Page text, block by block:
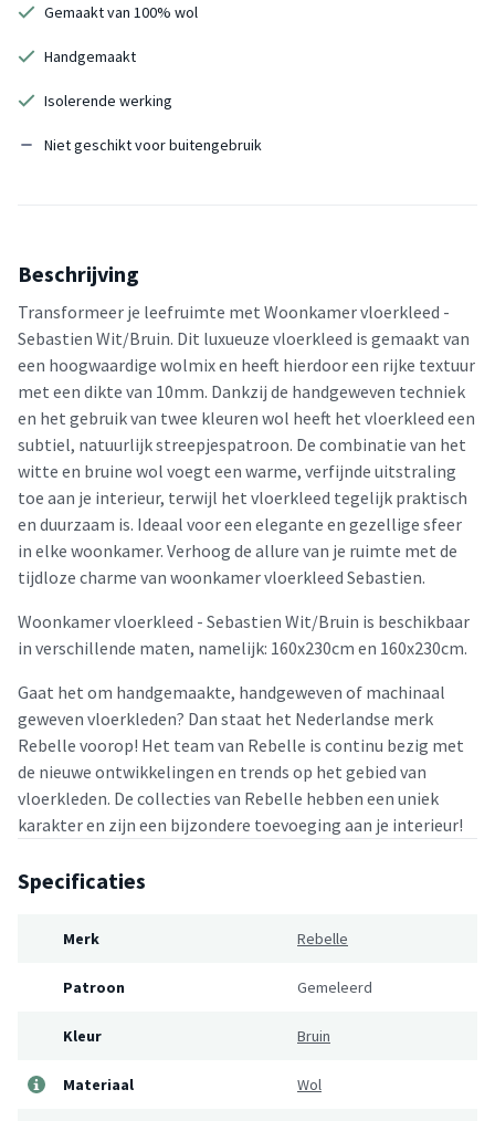
Gemaakt van 100% wol
Handgemaakt
Isolerende werking
Niet geschikt voor buitengebruik
Beschrijving
Transformeer je leefruimte met Woonkamer vloerkleed -
Sebastien Wit/Bruin. Dit luxueuze vloerkleed is gemaakt van
een hoogwaardige wolmix en heeft hierdoor een rijke textuur
met een dikte van 10mm. Dankzij de handgeweven techniek
en het gebruik van twee kleuren wol heeft het vloerkleed een
subtiel, natuurlijk streepjespatroon. De combinatie van het
witte en bruine wol voegt een warme, verfijnde uitstraling
toe aan je interieur, terwijl het vloerkleed tegelijk praktisch
en duurzaam is. Ideaal voor een elegante en gezellige sfeer
in elke woonkamer. Verhoog de allure van je ruimte met de
tijdloze charme van woonkamer vloerkleed Sebastien.
Woonkamer vloerkleed - Sebastien Wit/Bruin is beschikbaar
in verschillende maten, namelijk: 160x230cm en 160x230cm.
Gaat het om handgemaakte, handgeweven of machinaal
geweven vloerkleden? Dan staat het Nederlandse merk
Rebelle voorop! Het team van Rebelle is continu bezig met
de nieuwe ontwikkelingen en trends op het gebied van
vloerkleden. De collecties van Rebelle hebben een uniek
karakter en zijn een bijzondere toevoeging aan je interieur!
Specificaties
Merk Rebelle
Patroon Gemeleerd
Kleur Bruin
Materiaal Wol